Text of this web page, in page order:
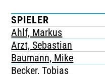
TICKETING
SPIELER
Ahlf, Markus
Arzt, Sebastian
Baumann, Mike
Becker, Tobias